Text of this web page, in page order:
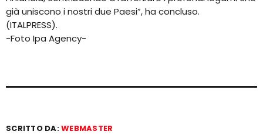
già uniscono i nostri due Paesi”, ha concluso.
(ITALPRESS).
-Foto Ipa Agency-
SCRITTO DA:WEBMASTER